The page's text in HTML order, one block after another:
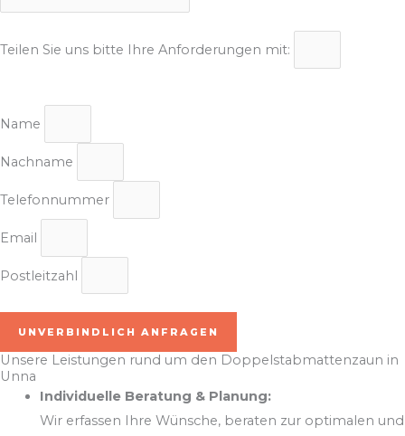
Teilen Sie uns bitte Ihre Anforderungen mit:
Name
Nachname
Telefonnummer
Email
Postleitzahl
UNVERBINDLICH ANFRAGEN
Unsere Leistungen rund um den Doppelstabmattenzaun in
Unna
Individuelle Beratung & Planung:
Wir erfassen Ihre Wünsche, beraten zur optimalen und